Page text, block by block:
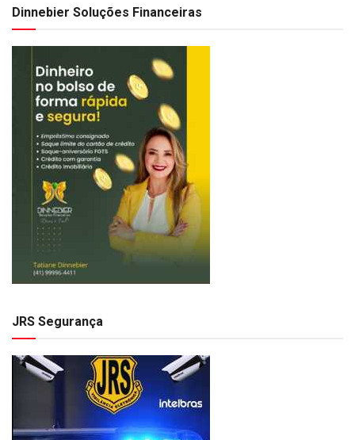
Dinnebier Soluções Financeiras
JRS Segurança